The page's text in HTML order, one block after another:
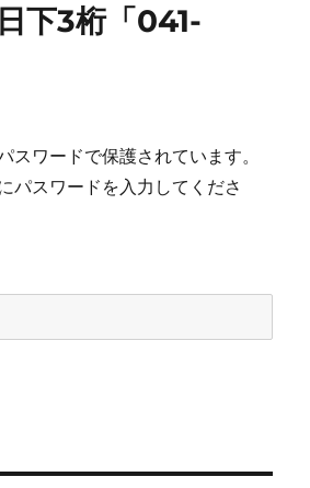
下3桁「041-
スワードで保護されています。
パスワードを入力してくださ